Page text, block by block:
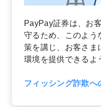
PayPay証券は、お
守るため、このよう
策を講じ、お客さま
環境を提供できるよ
フィッシング詐欺へ